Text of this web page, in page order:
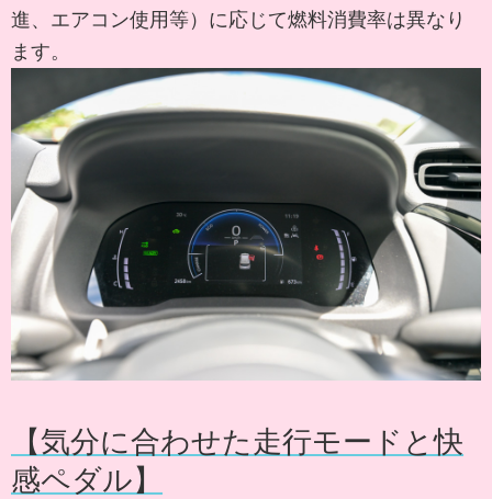
進、エアコン使用等）に応じて燃料消費率は異なり
ます。
【気分に合わせた走行モードと快
感ペダル】